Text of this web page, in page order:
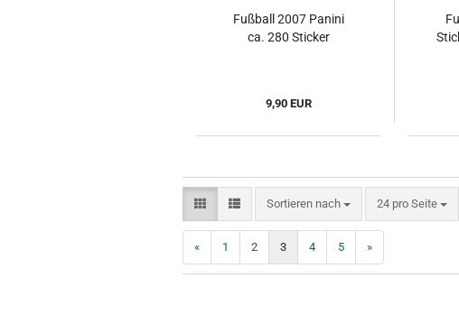
Fußball 2007 Panini
ca. 280 Sticker
9,90 EUR
Sortieren nach
Sortieren nach 24 pro Seite
pro Seite
« 1 2 3 4 5 »